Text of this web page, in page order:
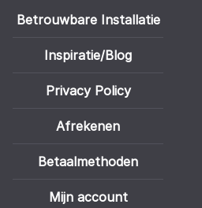
Betrouwbare Installatie
Inspiratie/Blog
Privacy Policy
Afrekenen
Betaalmethoden
Mijn account